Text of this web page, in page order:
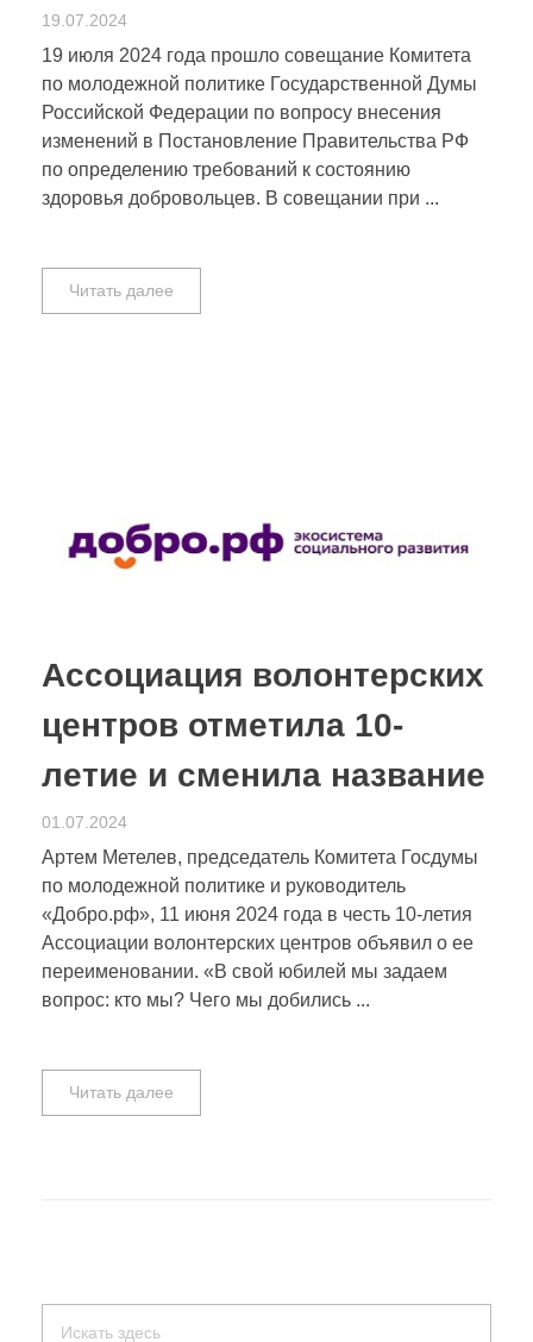
19.07.2024
19 июля 2024 года прошло совещание Комитета
по молодежной политике Государственной Думы
Российской Федерации по вопросу внесения
изменений в Постановление Правительства РФ
по определению требований к состоянию
здоровья добровольцев. В совещании при ...
Читать далее
Ассоциация волонтерских
центров отметила 10-
летие и сменила название
01.07.2024
Артем Метелев, председатель Комитета Госдумы
по молодежной политике и руководитель
«Добро.рф», 11 июня 2024 года в честь 10-летия
Ассоциации волонтерских центров объявил о ее
переименовании. «В свой юбилей мы задаем
вопрос: кто мы? Чего мы добились ...
Читать далее